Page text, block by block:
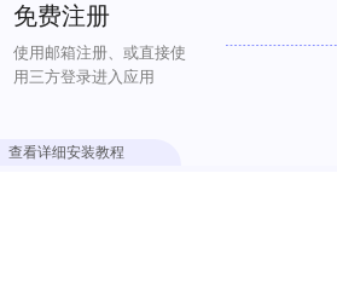
免费注册
使用邮箱注册、或直接使
用三方登录进入应用
查看详细安装教程